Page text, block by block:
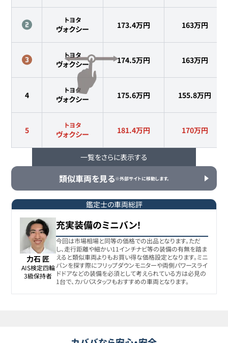
トヨタ
ヴォクシー 173.4万円 163万円
トヨタ
ヴォクシー 174.5万円 163万円
4
トヨタ
ヴォクシー 175.6万円 155.8万円
5
トヨタ
ヴォクシー 181.4万円 170万円
6
トヨタ
ヴォクシー 184.8万円 175.7万円
7 ヴォクシー 189万円 182.1万円
8
トヨタ
ヴォクシー 189.9万円 172.4万円
9
トヨタ
ヴォクシー 199.9万円 188万円
207.9万円
一覧をさらに表示する
類似車両を見る※外部サイトに移動します。
鑑定士の車両総評
力石 匠
AIS検定四輪
3級保持者
充実装備のミニバン！
今回は市場相場と同等の価格での出品となります。ただ
し、走行距離や細かい11インチナビ等の装備の有無を踏ま
えると類似車両よりもお買い得な価格設定となります。ミニ
バンを探す際にフリップダウンモニターや両側パワースライ
ドドアなどの装備を必須として考えられている方は必見の
1台で、カババスタッフもおすすめの車両となります。